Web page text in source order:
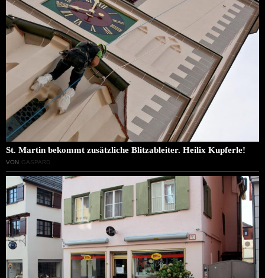
St. Martin bekommt zusätzliche Blitzableiter. Heilix Kupferle!
VON GASPARD